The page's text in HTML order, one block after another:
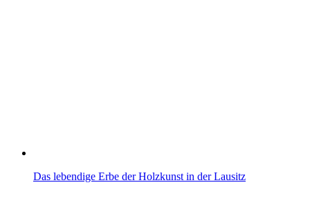
Das lebendige Erbe der Holzkunst in der Lausitz